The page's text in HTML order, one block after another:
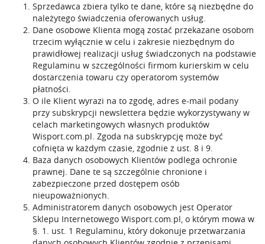
Sprzedawca zbiera tylko te dane, które są niezbędne do
należytego świadczenia oferowanych usług.
Dane osobowe Klienta mogą zostać przekazane osobom
trzecim wyłącznie w celu i zakresie niezbędnym do
prawidłowej realizacji usług świadczonych na podstawie
Regulaminu w szczególności firmom kurierskim w celu
dostarczenia towaru czy operatorom systemów
płatności.
O ile Klient wyrazi na to zgodę, adres e-mail podany
przy subskrypcji newslettera będzie wykorzystywany w
celach marketingowych własnych produktów
Wisport.com.pl. Zgoda na subskrypcję może być
cofnięta w każdym czasie, zgodnie z ust. 8 i 9.
Baza danych osobowych Klientów podlega ochronie
prawnej. Dane te są szczególnie chronione i
zabezpieczone przed dostępem osób
nieupoważnionych.
Administratorem danych osobowych jest Operator
Sklepu Internetowego Wisport.com.pl, o którym mowa w
§. 1. ust. 1 Regulaminu, który dokonuje przetwarzania